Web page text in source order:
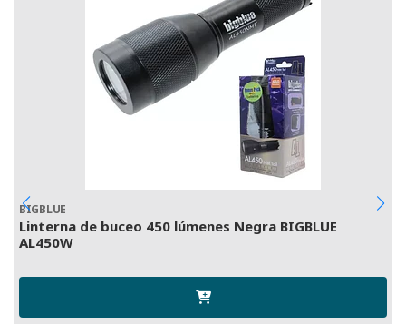
BIGBLUE
Linterna de buceo 450 lúmenes Negra BIGBLUE
AL450W